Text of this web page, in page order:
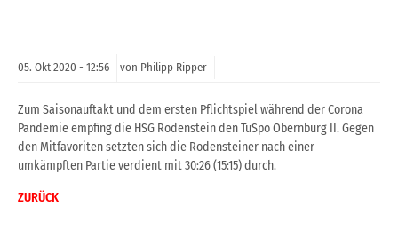
05. Okt 2020 - 12:56 von Philipp Ripper
Zum Saisonauftakt und dem ersten Pflichtspiel während der Corona
Pandemie empfing die HSG Rodenstein den TuSpo Obernburg II. Gegen
den Mitfavoriten setzten sich die Rodensteiner nach einer
umkämpften Partie verdient mit 30:26 (15:15) durch.
ZURÜCK